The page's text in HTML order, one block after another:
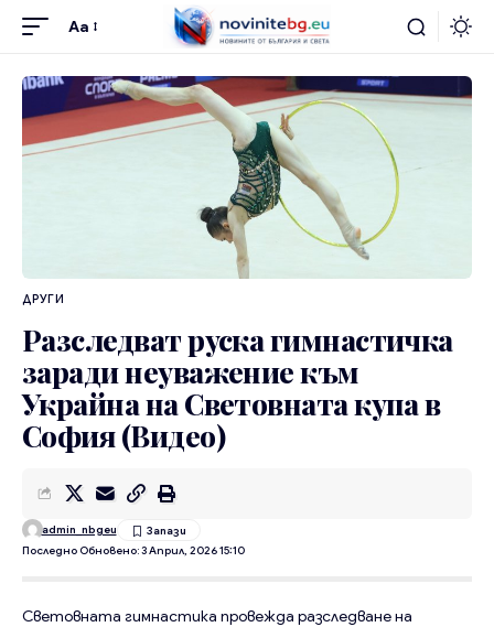
Aa
ДРУГИ
Разследват руска гимнастичка
заради неуважение към
Украйна на Световната купа в
София (Видео)
Последно Обновено: 3 Април, 2026 15:10
admin_nbgeu
Световната гимнастика провежда разследване на